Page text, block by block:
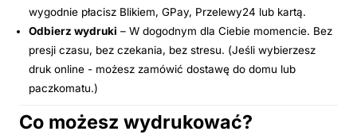
wygodnie płacisz Blikiem, GPay, Przelewy24 lub kartą.
Odbierz wydruki – W dogodnym dla Ciebie momencie. Bez
presji czasu, bez czekania, bez stresu. (Jeśli wybierzesz
druk online - możesz zamówić dostawę do domu lub
paczkomatu.)
Co możesz wydrukować?